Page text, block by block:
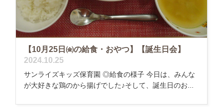
【10月25日㈮の給食・おやつ】【誕生日会】
2024.10.25
サンライズキッズ保育園 ◎給食の様子 今日は、みんな
が大好きな鶏のから揚げでした♪そして、誕生日のお...